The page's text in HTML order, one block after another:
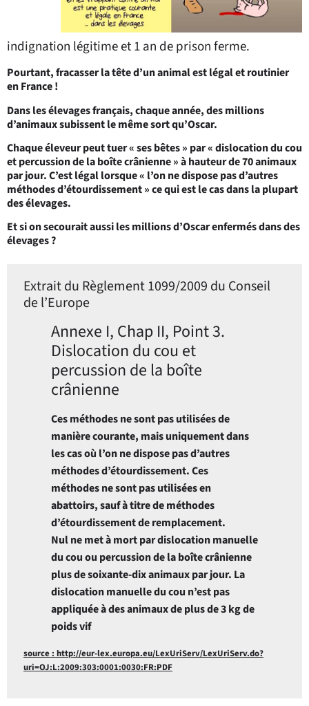
indignation légitime et 1 an de prison ferme.
Pourtant, fracasser la tête d’un animal est légal et routinier
en France !
Dans les élevages français, chaque année, des millions
d’animaux subissent le même sort qu’Oscar.
Chaque éleveur peut tuer « ses bêtes » par « dislocation du cou
et percussion de la boîte crânienne » à hauteur de 70 animaux
par jour. C’est légal lorsque « l’on ne dispose pas d’autres
méthodes d’étourdissement » ce qui est le cas dans la plupart
des élevages.
Et si on secourait aussi les millions d’Oscar enfermés dans des
élevages ?
Extrait du Règlement 1099/2009 du Conseil
de l’Europe
Annexe I, Chap II, Point 3.
Dislocation du cou et
percussion de la boîte
crânienne
Ces méthodes ne sont pas utilisées de
manière courante, mais uniquement dans
les cas où l’on ne dispose pas d’autres
méthodes d’étourdissement. Ces
méthodes ne sont pas utilisées en
abattoirs, sauf à titre de méthodes
d’étourdissement de remplacement.
Nul ne met à mort par dislocation manuelle
du cou ou percussion de la boîte crânienne
plus de soixante-dix animaux par jour. La
dislocation manuelle du cou n’est pas
appliquée à des animaux de plus de 3 kg de
poids vif
source : http://eur-lex.europa.eu/LexUriServ/LexUriServ.do?
uri=OJ:L:2009:303:0001:0030:FR:PDF